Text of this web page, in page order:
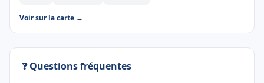
Voir sur la carte →
❓ Questions fréquentes